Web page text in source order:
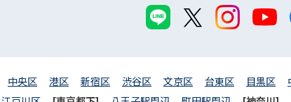
中央区 港区 新宿区 渋谷区 文京区 台東区 目黒区